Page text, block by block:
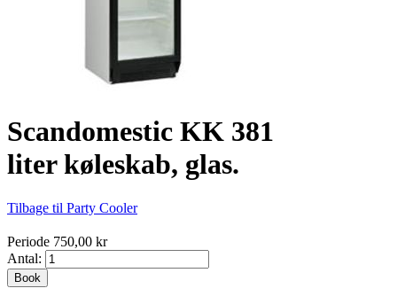
Scandomestic KK 381
liter køleskab, glas.
Tilbage til Party Cooler
Periode 750,00 kr
Antal:
Book